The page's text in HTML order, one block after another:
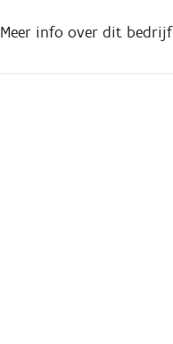
Meer info over dit bedrijf